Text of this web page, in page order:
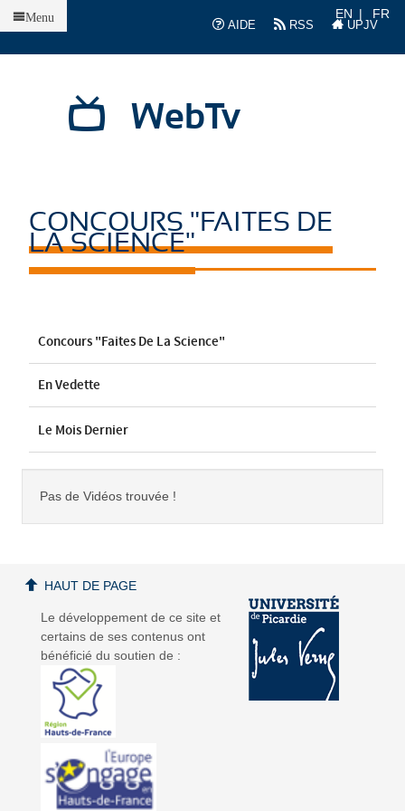
AIDE
RSS UPJV
EN FR
WebTv
Menu
CONCOURS "FAITES DE
LA SCIENCE"
Concours "Faites De La Science"
En Vedette
Le Mois Dernier
Pas de Vidéos trouvée !
Le développement de ce site et
certains de ses contenus ont
bénéficié du soutien de :
HAUT DE PAGE